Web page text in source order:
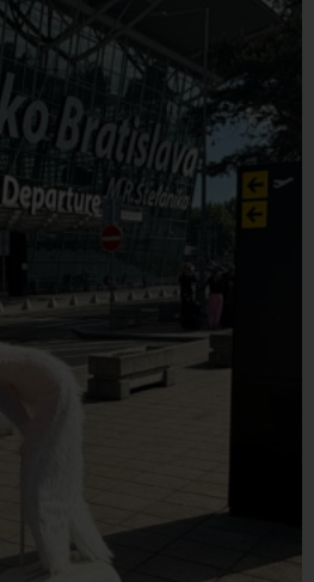
s poisťovňou
zorganizovali
ktorý sme
zdravými a
Peli
od tímu
Do meraní v
zdravia sa
našou
zapojilo